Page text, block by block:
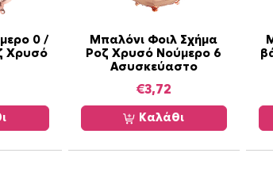
0 /
Χρυσό
Μπαλόνι Φοιλ Σχήμα
Ροζ Χρυσό Νούμερο 6
Ασυσκεύαστο
€3,72
Καλάθι